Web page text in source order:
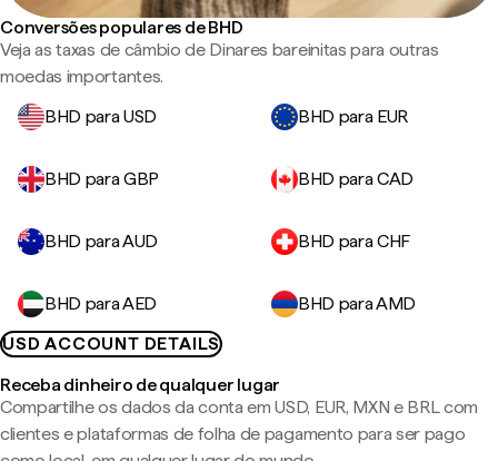
Conversões populares de BHD
Veja as taxas de câmbio de Dinares bareinitas para outras
moedas importantes.
BHD para USD
BHD para EUR
BHD para GBP BHD para CAD
BHD para AUD BHD para CHF
BHD para AED
BHD para AMD
USD ACCOUNT DETAILS
Receba dinheiro de qualquer lugar
Compartilhe os dados da conta em USD, EUR, MXN e BRL com
clientes e plataformas de folha de pagamento para ser pago